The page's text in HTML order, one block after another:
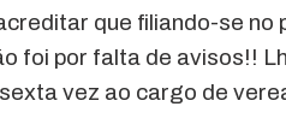
que filiando-se
foi por falta de avisos!!
vez ao cargo de